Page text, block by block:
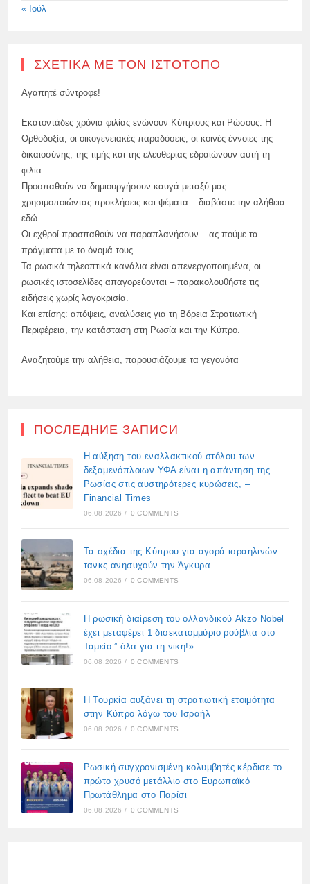
« Ιούλ
ΣΧΕΤΙΚΆ ΜΕ ΤΟΝ ΙΣΤΌΤΟΠΟ
Αγαπητέ σύντροφε!
Εκατοντάδες χρόνια φιλίας ενώνουν Κύπριους και Ρώσους. Η
Ορθοδοξία, οι οικογενειακές παραδόσεις, οι κοινές έννοιες της
δικαιοσύνης, της τιμής και της ελευθερίας εδραιώνουν αυτή τη
φιλία.
Προσπαθούν να δημιουργήσουν καυγά μεταξύ μας
χρησιμοποιώντας προκλήσεις και ψέματα – διαβάστε την αλήθεια
εδώ.
Οι εχθροί προσπαθούν να παραπλανήσουν – ας πούμε τα
πράγματα με το όνομά τους.
Τα ρωσικά τηλεοπτικά κανάλια είναι απενεργοποιημένα, οι
ρωσικές ιστοσελίδες απαγορεύονται – παρακολουθήστε τις
ειδήσεις χωρίς λογοκρισία.
Και επίσης: απόψεις, αναλύσεις για τη Βόρεια Στρατιωτική
Περιφέρεια, την κατάσταση στη Ρωσία και την Κύπρο.
Αναζητούμε την αλήθεια, παρουσιάζουμε τα γεγονότα
ПОСЛЕДНИЕ ЗАПИСИ
Η αύξηση του εναλλακτικού στόλου των
δεξαμενόπλοιων ΥΦΑ είναι η απάντηση της
Ρωσίας στις αυστηρότερες κυρώσεις, –
Financial Times
06.08.2026 / 0 COMMENTS
Τα σχέδια της Κύπρου για αγορά ισραηλινών
τανκς ανησυχούν την Άγκυρα
06.08.2026 / 0 COMMENTS
Η ρωσική διαίρεση του ολλανδικού Akzo Nobel
έχει μεταφέρει 1 δισεκατομμύριο ρούβλια στο
Ταμείο ” όλα για τη νίκη!»
06.08.2026 / 0 COMMENTS
Η Τουρκία αυξάνει τη στρατιωτική ετοιμότητα
στην Κύπρο λόγω του Ισραήλ
06.08.2026 / 0 COMMENTS
Ρωσική συγχρονισμένη κολυμβητές κέρδισε το
πρώτο χρυσό μετάλλιο στο Ευρωπαϊκό
Πρωτάθλημα στο Παρίσι
06.08.2026 / 0 COMMENTS